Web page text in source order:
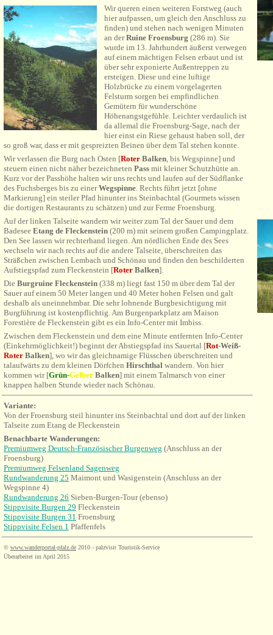
Wir queren einen weiteren Forstweg (auch
hier aufpassen, um gleich den Anschluss zu
finden) und stehen nach wenigen Minuten
an derRuine Froensburg (286 m). Sie
wurde im 13. Jahrhundert äußerst verwegen
auf einem mächtigen Felsen erbaut und ist
über sehr exponierte Außentreppen zu
ersteigen. Diese und eine luftige
Holzbrücke zu einem vorgelagerten
Felsturm sorgen bei empfindlichen
Gemütern für wunderschöne
Höhenangstgefühle. Leichter verdaulich ist
da allemal die Froensburg-Sage, nach der
hier einst ein Riese gehaust haben soll, der
so groß war, dass er mit gespreizten Beinen über dem Tal stehen konnte.
Wir verlassen die Burg nach Osten [Roter Balken, bis Wegspinne] und
steuern einen nicht näher bezeichneten Pass mit kleiner Schutzhütte an.
Kurz vor der Passhöhe halten wir uns rechts und laufen auf der Südflanke
des Fuchsberges bis zu einerWegspinne. Rechts führt jetzt [ohne
Markierung] ein steiler Pfad hinunter ins Steinbachtal (Gourmets wissen
die dortigen Restaurants zu schätzen) und zur Ferme Froensburg.
Auf der linken Talseite wandern wir weiter zum Tal der Sauer und dem
Badesee Etang de Fleckenstein (200 m) mit seinem großen Campingplatz.
Den See lassen wir rechterhand liegen. Am nördlichen Ende des Sees
wechseln wir nach rechts auf die andere Talseite, überschreiten das
Sträßchen zwischen Lembach und Schönau und finden den beschilderten
Aufstiegspfad zum Fleckenstein [Roter Balken].
Die Burgruine Fleckenstein (338 m) liegt fast 150 m über dem Tal der
Sauer auf einem 50 Meter langen und 40 Meter hohen Felsen und galt
deshalb als uneinnehmbar. Die sehr lohnende Burgbesichtigung mit
Burgführung ist kostenpflichtig. Am Burgenparkplatz am Maison
Forestière de Fleckenstein gibt es ein Info-Center mit Imbiss.
Zwischen dem Fleckenstein und dem eine Minute entfernten Info-Center
(Einkehrmöglichkeit!) beginnt der Abstiegspfad ins Sauertal [Rot-Weiß-
Roter Balken], wo wir das gleichnamige Flüsschen überschreiten und
talaufwärts zu dem kleinen Dörfchen Hirschthal wandern. Von hier
kommen wir [Grün-Gelber Balken] mit einem Talmarsch von einer
knappen halben Stunde wieder nach Schönau.
Variante:
Von der Froensburg steil hinunter ins Steinbachtal und dort auf der linken
Talseite zum Etang de Fleckenstein
Benachbarte Wanderungen:
Premiumweg Deutsch-Französischer Burgenweg (Anschluss an der
Froensburg)
Premiumweg Felsenland Sagenweg
Rundwanderung 25 Maimont und Wasigenstein (Anschluss an der
Wegspinne 4)
Rundwanderung 26 Sieben-Burgen-Tour (ebenso)
Stippvisite Burgen 29 Fleckenstein
Stippvisite Burgen 31 Froensburg
Stippvisite Felsen 1 Pfaffenfels
© www.wanderportal-pfalz.de 2010 - palzvisit Touristik-Service
Überarbeitet im April 2015